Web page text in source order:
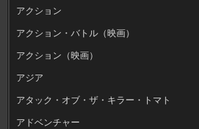
アクション
アクション・バトル（映画）
アクション（映画）
アジア
アタック・オブ・ザ・キラー・トマト
アドベンチャー